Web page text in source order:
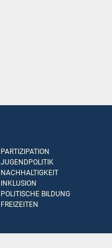
PARTIZIPATION
JUGENDPOLITIK
NACHHALTIGKEIT
INKLUSION
POLITISCHE BILDUNG
FREIZEITEN